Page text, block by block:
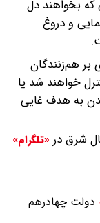
بخواهند دل
و دروغ
بر هم‌زنندگان
خواهند شد یا
به هدف غایی
شرق در «تلگرام»
دولت چهادرهم